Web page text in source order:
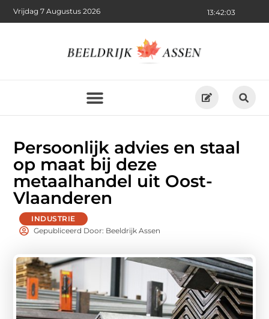
13:42:04
Vrijdag 7 Augustus 2026
Persoonlijk advies en staal
op maat bij deze
metaalhandel uit Oost-
Vlaanderen
INDUSTRIE
Gepubliceerd Door: Beeldrijk Assen